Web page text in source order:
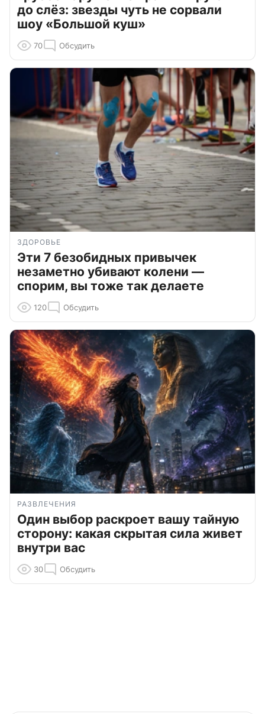
до слёз: звезды чуть не сорвали
шоу «Большой куш»
70 Обсудить
ЗДОРОВЬЕ
Эти 7 безобидных привычек
незаметно убивают колени —
спорим, вы тоже так делаете
120 Обсудить
РАЗВЛЕЧЕНИЯ
Один выбор раскроет вашу тайную
сторону: какая скрытая сила живет
внутри вас
30 Обсудить